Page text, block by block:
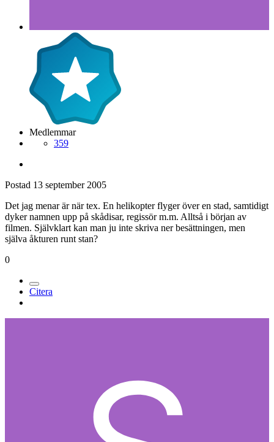
Medlemmar
359
Postad 13 september 2005
Det jag menar är när tex. En helikopter flyger över en stad, samtidigt
dyker namnen upp på skådisar, regissör m.m. Alltså i början av
filmen. Självklart kan man ju inte skriva ner besättningen, men
själva åkturen runt stan?
0
Citera